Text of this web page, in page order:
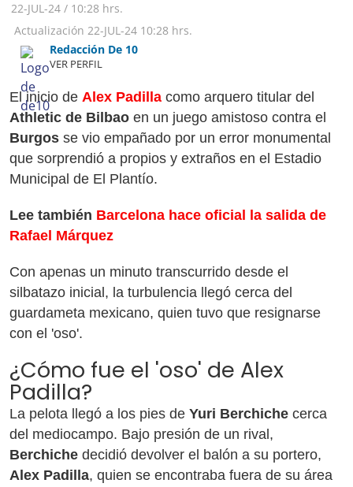
22-JUL-24 / 10:28 hrs.
Actualización 22-JUL-24 10:28 hrs.
Redacción De 10
VER PERFIL
El inicio de Alex Padilla como arquero titular del
Athletic de Bilbao en un juego amistoso contra el
Burgos se vio empañado por un error monumental
que sorprendió a propios y extraños en el Estadio
Municipal de El Plantío.
Lee también Barcelona hace oficial la salida de
Rafael Márquez
Con apenas un minuto transcurrido desde el
silbatazo inicial, la turbulencia llegó cerca del
guardameta mexicano, quien tuvo que resignarse
con el 'oso'.
¿Cómo fue el 'oso' de Alex
Padilla?
La pelota llegó a los pies de Yuri Berchiche cerca
del mediocampo. Bajo presión de un rival,
Berchiche decidió devolver el balón a su portero,
Alex Padilla, quien se encontraba fuera de su área